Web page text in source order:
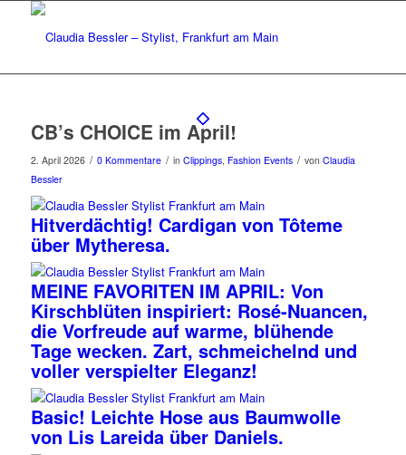
CB’s CHOICE im April!
2. April 2026 / 0 Kommentare / in Clippings, Fashion Events / von Claudia
Bessler
Hitverdächtig! Cardigan von Tôteme
über Mytheresa.
MEINE FAVORITEN IM APRIL: Von
Kirschblüten inspiriert: Rosé-Nuancen,
die Vorfreude auf warme, blühende
Tage wecken. Zart, schmeichelnd und
voller verspielter Eleganz!
Basic! Leichte Hose aus Baumwolle
von Lis Lareida über Daniels.